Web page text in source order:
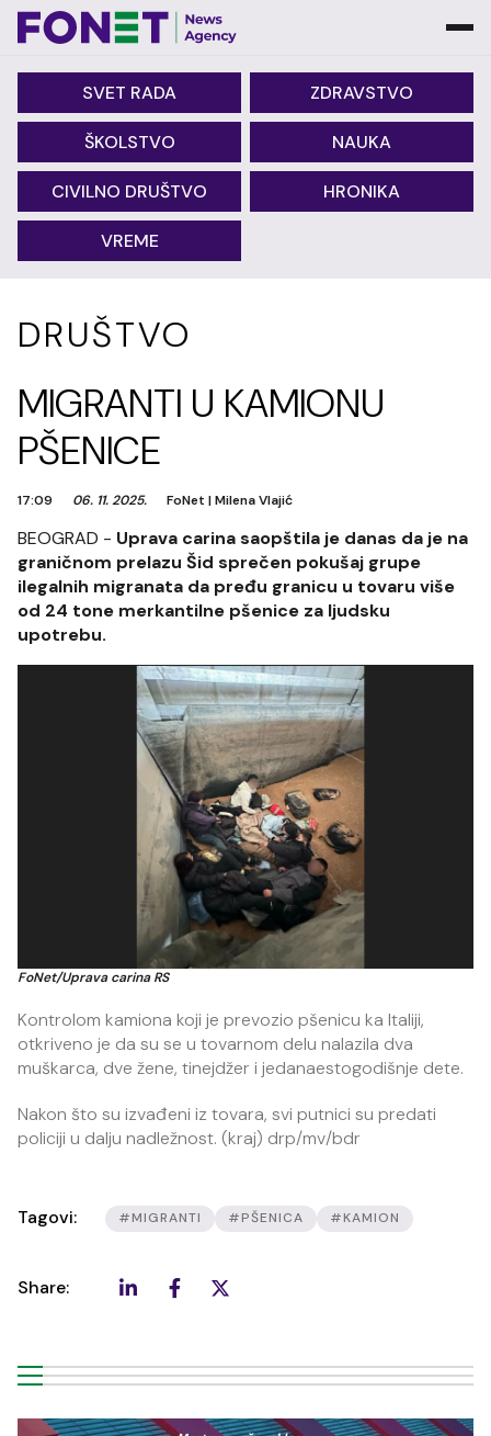
SVET RADA ZDRAVSTVO
ŠKOLSTVO NAUKA
CIVILNO DRUŠTVO HRONIKA
VREME
DRUŠTVO
MIGRANTI U KAMIONU
PŠENICE
17:09 06. 11. 2025. FoNet |Milena Vlajić
BEOGRAD - Uprava carina saopštila je danas da je na
graničnom prelazu Šid sprečen pokušaj grupe
ilegalnih migranata da pređu granicu u tovaru više
od 24 tone merkantilne pšenice za ljudsku
upotrebu.
FoNet/Uprava carina RS
Kontrolom kamiona koji je prevozio pšenicu ka Italiji,
otkriveno je da su se u tovarnom delu nalazila dva
muškarca, dve žene, tinejdžer i jedanaestogodišnje dete.
Nakon što su izvađeni iz tovara, svi putnici su predati
policiji u dalju nadležnost. (kraj) drp/mv/bdr
Tagovi: #MIGRANTI #PŠENICA #KAMION
Share: